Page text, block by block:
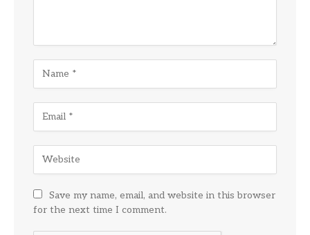
Save my name, email, and website in this browser
for the next time I comment.